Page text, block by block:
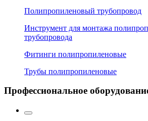
Полипропиленовый трубопровод
Инструмент для монтажа
трубопровода
Фитинги полипропиленовые
Трубы полипропиленовые
Профессиональное